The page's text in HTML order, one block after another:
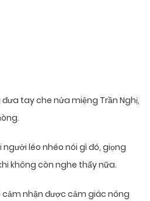
đưa tay che nửa miệng Trần Nghị,
léo nhéo nói gì đó, giọng
không còn nghe thấy nữa.
cảm nhận được cảm giác nóng